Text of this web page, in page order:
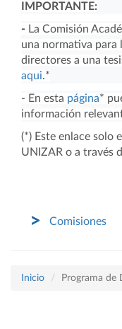
IMPORTANTE:
- La Comisión
una normativa
aqui.*
- En esta página*
información
(*) Este enlace solo
UNIZAR o a través
Comisiones
Inicio Programa de